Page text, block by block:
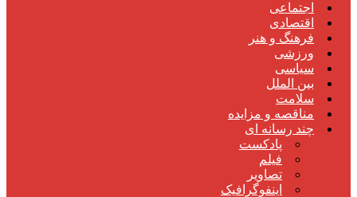
اجتماعی
اقتصادی
فرهنگ و هنر
ورزشی
سیاسی
بین الملل
سلامت
مناقصه و مزایده
چند رسانه ای
پادکست
فیلم
تصاویر
اینفوگرافیک